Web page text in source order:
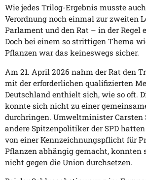
Wie jedes Trilog-Ergebnis musste
Verordnung noch einmal zur zweiten
Parlament und den Rat – in der Regel
Doch bei einem so strittigen Thema
Pflanzen war das keineswegs sicher.
Am 21. April 2026 nahm der Rat den
mit der erforderlichen qualifizierten
Deutschland enthielt sich, wie so oft.
konnte sich nicht zu einer
durchringen. Umweltminister Carsten
andere Spitzenpolitiker der SPD
von einer Kennzeichnungspflicht für
Pflanzen abhängig gemacht, konnten
nicht gegen die Union durchsetzen.